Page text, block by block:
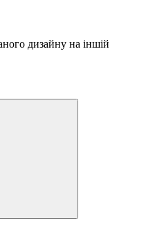
дизайну на іншій